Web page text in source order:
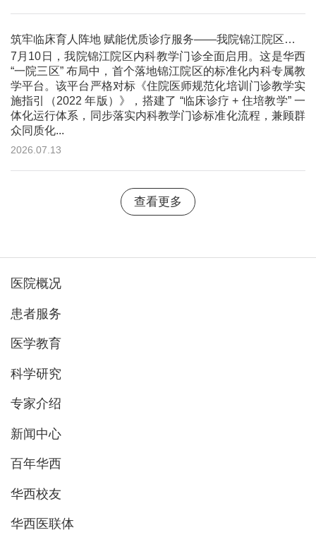
筑牢临床育人阵地 赋能优质诊疗服务——我院锦江院区内科教学门诊正式开诊
7月10日，我院锦江院区内科教学门诊全面启用。这是华西
“一院三区” 布局中，首个落地锦江院区的标准化内科专属教
学平台。该平台严格对标《住院医师规范化培训门诊教学实
施指引（2022 年版）》，搭建了 “临床诊疗 + 住培教学” 一
体化运行体系，同步落实内科教学门诊标准化流程，兼顾群
众同质化...
2026.07.13
查看更多
医院概况
患者服务
医学教育
科学研究
专家介绍
新闻中心
百年华西
华西校友
华西医联体